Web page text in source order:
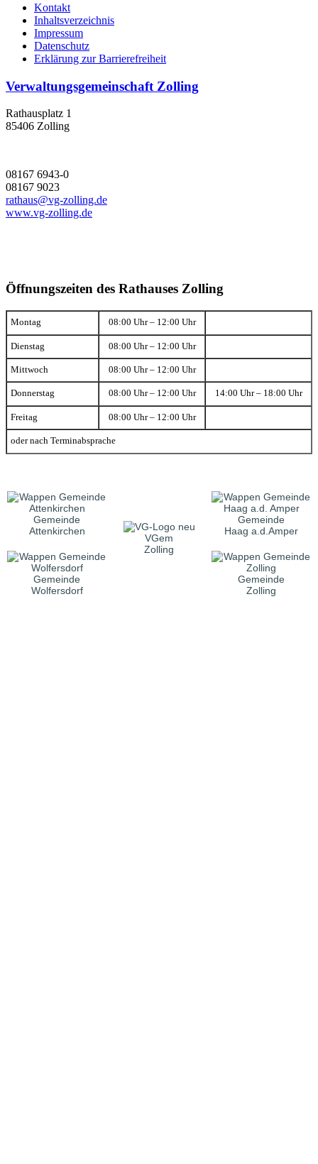
Kontakt
Inhaltsverzeichnis
Impressum
Datenschutz
Erklärung zur Barrierefreiheit
Verwaltungsgemeinschaft Zolling
Rathausplatz 1
85406 Zolling
08167 6943-0
08167 9023
rathaus@vg-zolling.de
www.vg-zolling.de
Öffnungszeiten des Rathauses Zolling
Montag 08:00 Uhr – 12:00 Uhr
Dienstag 08:00 Uhr – 12:00 Uhr
Mittwoch 08:00 Uhr – 12:00 Uhr
Donnerstag 08:00 Uhr – 12:00 Uhr 14:00 Uhr – 18:00 Uhr
Freitag 08:00 Uhr – 12:00 Uhr
oder nach Terminabsprache
Gemeinde
Attenkirchen
VGem
Zolling
Gemeinde
Haag a.d.Amper
Gemeinde
Wolfersdorf
Gemeinde
Zolling